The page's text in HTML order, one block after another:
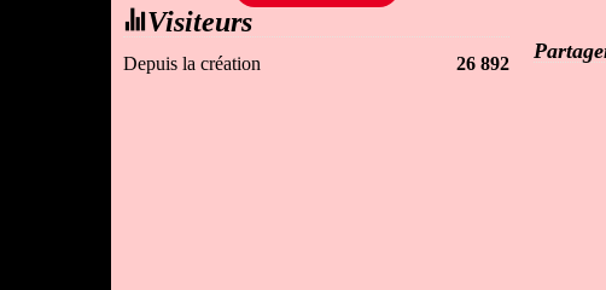
Visiteurs
Depuis la création 26 892